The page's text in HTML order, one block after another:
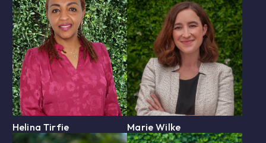
Helina Tirfie Marie Wilke